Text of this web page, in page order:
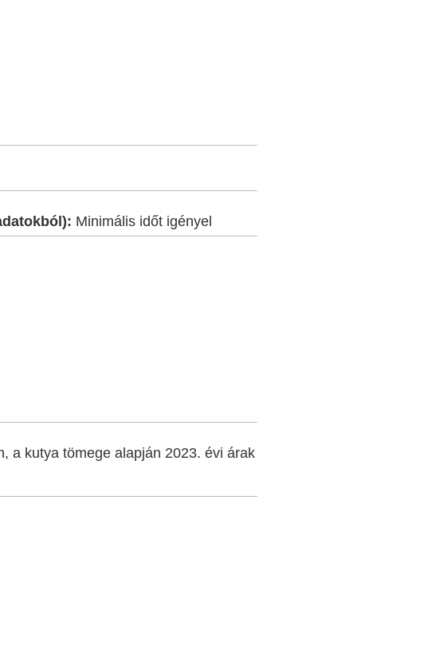
Minimális időt igényel
a kutya tömege alapján 2023. évi árak